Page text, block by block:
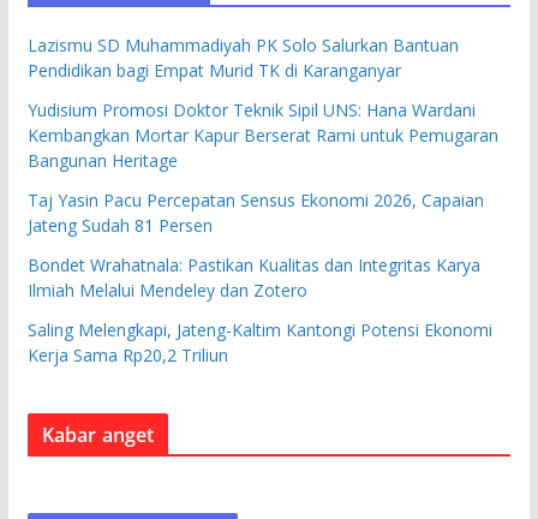
Lazismu SD Muhammadiyah PK Solo Salurkan Bantuan
Pendidikan bagi Empat Murid TK di Karanganyar
Yudisium Promosi Doktor Teknik Sipil UNS: Hana Wardani
Kembangkan Mortar Kapur Berserat Rami untuk Pemugaran
Bangunan Heritage
Taj Yasin Pacu Percepatan Sensus Ekonomi 2026, Capaian
Jateng Sudah 81 Persen
Bondet Wrahatnala: Pastikan Kualitas dan Integritas Karya
Ilmiah Melalui Mendeley dan Zotero
Saling Melengkapi, Jateng-Kaltim Kantongi Potensi Ekonomi
Kerja Sama Rp20,2 Triliun
Kabar anget